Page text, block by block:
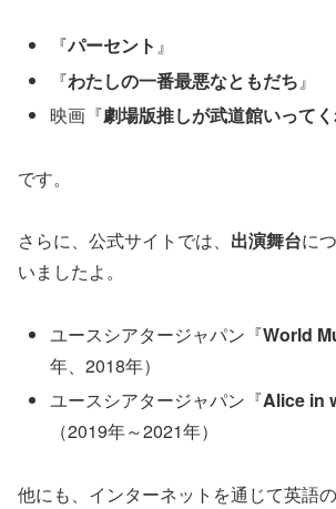
『パーセント 』
『わたしの一番最悪なともだち 』
映画『劇場版推しが武道館いって
です。
さらに、公式サイトでは、 出演舞台に
いましたよ。
ユースシアタージャパン『World
年、2018年）
ユースシアタージャパン『Alice in
（2019年～2021年）
他にも、インターネットを通じて英語